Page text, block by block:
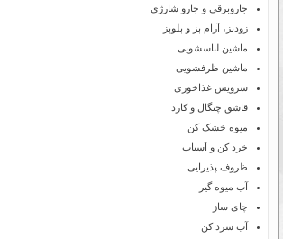
جاروبرقی و جارو شارژی
زودپز، آرام پز و پلوپز
ماشین لباسشویی
ماشین ظرفشویی
سرویس غذاخوری
قاشق چنگال و کارد
میوه خشک کن
خرد کن و آسیاب
ظروف پذیرایی
آب میوه گیر
چای ساز
آب سرد کن